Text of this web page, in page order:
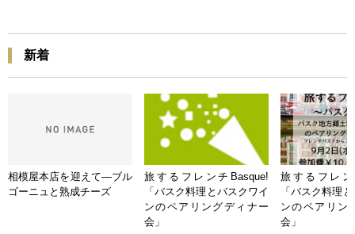
新着
相模屋本店を迎えて―ブル
ゴーニュと熟成チーズ
旅するフレンチBasque!
「バスク料理とバスクワイ
ンのペアリングディナー
会」
旅するフレン
「バスク料理
ンのペアリン
会」